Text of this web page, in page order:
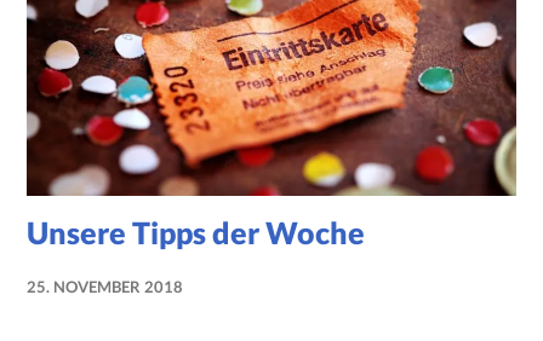
Unsere Tipps der Woche
25. NOVEMBER 2018